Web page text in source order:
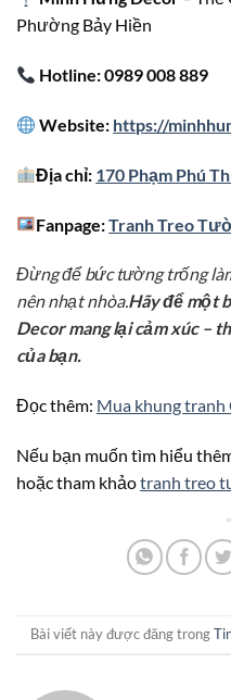
Phường Bảy Hiền
Hotline: 0989 008 889
Website: https://
Địa chỉ: 170 Phạm Phú
Fanpage:Tranh Treo
Đừng để bức tường trống
nên nhạt nhòa.Hãy để một
Decor mang lại cảm xúc –
của bạn.
Đọc thêm: Mua khung tranh
Nếu bạn muốn tìm hiểu
hoặc tham khảotranh treo
Bài viết này được đăng trong